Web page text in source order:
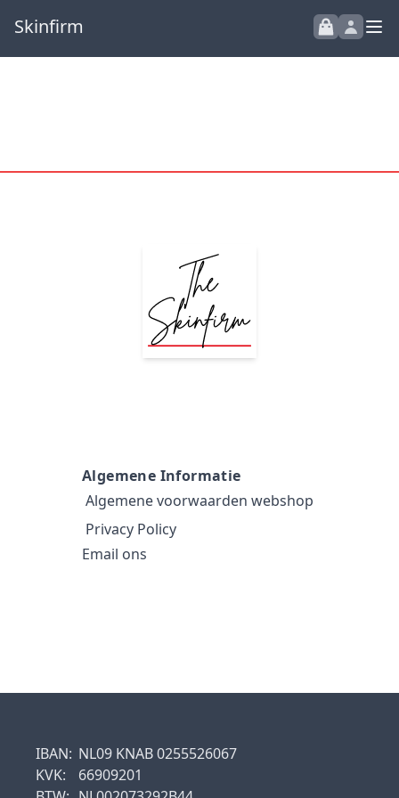
Skinfirm
Algemene Informatie
Algemene voorwaarden webshop
Privacy Policy
Email ons
IBAN: NL09 KNAB 0255526067
KVK:
66909201